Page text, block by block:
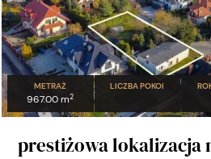
METRAŻ
967.00 m2
LICZBA POKOI
prestiżowa lokalizacja